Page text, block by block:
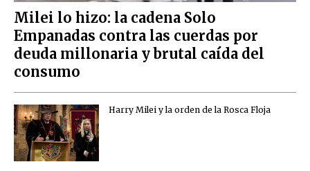
Milei lo hizo: la cadena Solo
Empanadas contra las cuerdas por
deuda millonaria y brutal caída del
consumo
Harry Milei y la orden de la Rosca Floja